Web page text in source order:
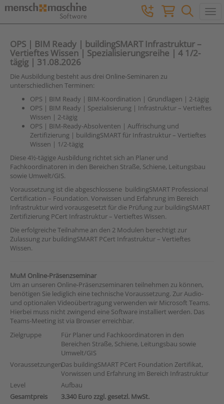
OPS | BIM Ready | buildingSMART Infrastruktur –
Vertieftes Wissen | Spezialisierungsreihe | 4 1/2-
tägig | 31.08.2026
Die Ausbildung besteht aus drei Online-Seminaren zu
unterschiedlichen Terminen:
OPS | BIM Ready | BIM-Koordination | Grundlagen | 2-tägig
OPS | BIM Ready | Spezialisierung | Infrastruktur – Vertieftes
Wissen | 2-tägig
OPS | BIM-Ready-Absolventen | Auffrischung und
Zertifizierung | buildingSMART für Infrastruktur – Vertieftes
Wissen | 1/2-tägig
Diese 4½-tägige Ausbildung richtet sich an Planer und
Fachkoordinatoren in den Bereichen Straße, Schiene, Leitungsbau
sowie Umwelt/GIS.
Voraussetzung ist die abgeschlossene buildingSMART Professional
Certification – Foundation. Vorwissen und Erfahrung im Bereich
Infrastruktur wird vorausgesetzt für die Prüfung zur buildingSMART
Zertifizierung PCert Infrastruktur – Vertieftes Wissen.
Die erfolgreiche Teilnahme an den 2 Modulen berechtigt zur
Zulassung zur buildingSMART PCert Infrastruktur – Vertieftes
Wissen.
MuM Online-Präsenzseminar
Um an unseren Online-Präsenzseminaren teilnehmen zu können,
benötigen Sie lediglich eine technische Voraussetzung. Zur Audio-
und optionalen Videoübertragung verwenden wir Microsoft Teams.
Hierbei muss nicht zwingend eine Software installiert werden. Das
Teams-Meeting ist via Browser erreichbar.
Zielgruppe
Für Planer und Fachkoordinatoren in den
Bereichen Straße, Schiene, Leitungsbau sowie
Umwelt/GIS
VoraussetzungenDas buildingSMART PCert Foundation Zertifikat,
Vorwissen und Erfahrung im Bereich Infrastruktur
Level
Aufbau
Gesamtpreis
3.340 Euro zzgl. gesetzl. MwSt.